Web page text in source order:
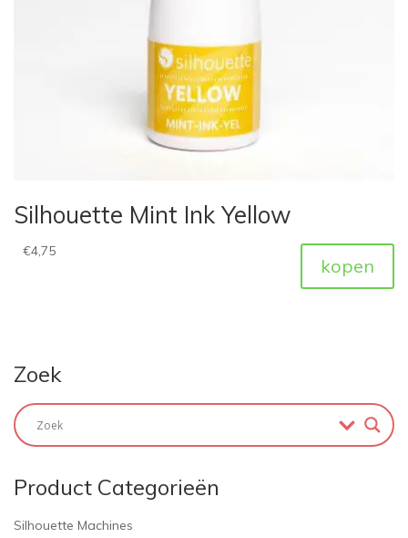
Silhouette Mint Ink Yellow
€4,75
kopen
Zoek
Product Categorieën
Silhouette Machines